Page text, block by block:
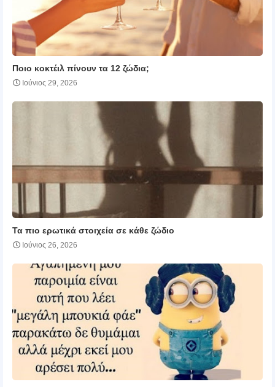
Ποιο κοκτέιλ πίνουν τα 12 ζώδια;
Ιούνιος 29, 2026
Τα πιο ερωτικά στοιχεία σε κάθε ζώδιο
Ιούνιος 26, 2026